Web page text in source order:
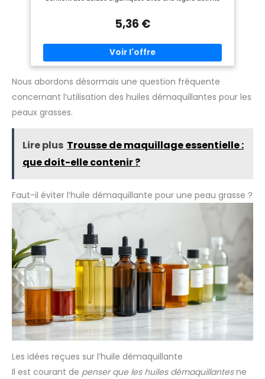
exfoliante. Aide à apaiser les blessures d'acné. Préparez la
aux végétaliens. Réduit les pores dilatés.
5,36 €
Nous abordons désormais une question fréquente
concernant l’utilisation des huiles démaquillantes pour les
peaux grasses.
Lire plus Trousse de maquillage essentielle :
que doit-elle contenir ?
Faut-il éviter l’huile démaquillante pour une peau grasse ?
Les idées reçues sur l’huile démaquillante
Il est courant de penser que les huiles démaquillantesne